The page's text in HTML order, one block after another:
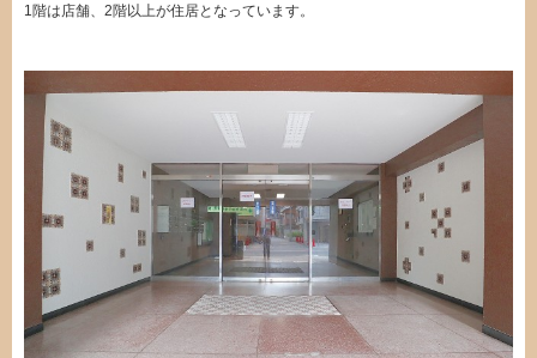
1階は店舗、2階以上が住居となっています。